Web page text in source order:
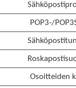
POP3-/
Osoitteiden